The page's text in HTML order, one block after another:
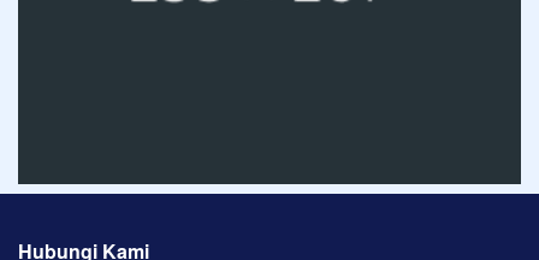
Hubungi Kami